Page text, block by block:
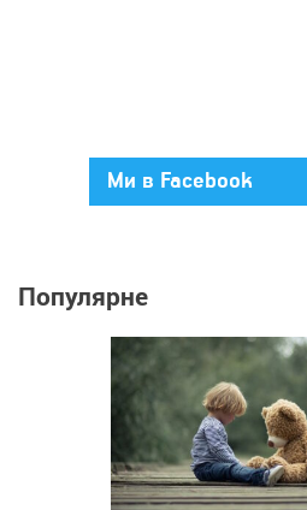
Ми в Facebook
Популярне